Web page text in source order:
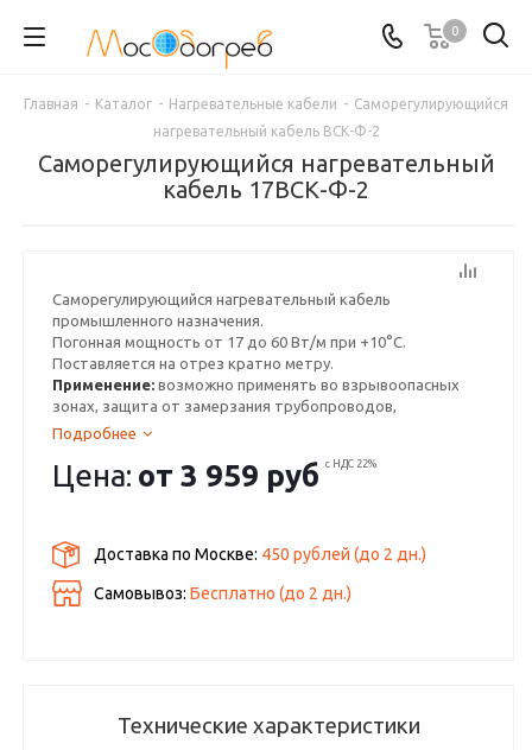
0
Главная - Каталог - Нагревательные кабели - Саморегулирующийся
нагревательный кабель ВСК-Ф-2
Саморегулирующийся нагревательный
кабель 17ВСК-Ф-2
Саморегулирующийся нагревательный кабель
промышленного назначения.
Погонная мощность от 17 до 60 Вт/м при +10°С.
Поставляется на отрез кратно метру.
Применение: возможно применять во взрывоопасных
зонах, защита от замерзания трубопроводов,
резервуаров.
Подробнее
Цена: от3 959 руб с НДС 22%
Доставка по Москве: 450 рублей (до 2 дн.)
Самовывоз:Бесплатно (до 2 дн.)
Технические характеристики